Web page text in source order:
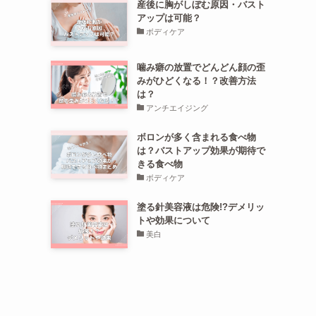
産後に胸がしぼむ原因・バスト
アップは可能？
ボディケア
噛み癖の放置でどんどん顔の歪
みがひどくなる！？改善方法
は？
アンチエイジング
ボロンが多く含まれる食べ物
は？バストアップ効果が期待で
きる食べ物
ボディケア
塗る針美容液は危険!?デメリッ
トや効果について
美白